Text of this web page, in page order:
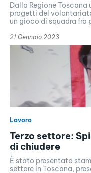
Dalla Regione
progetti del
un gioco di squadra fra
21 Gennaio 2023
Lavoro
Terzo settore:
di chiudere
È stato presentato
settore in Toscana,